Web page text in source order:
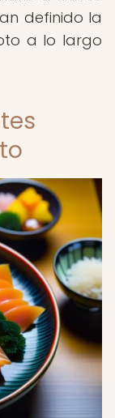
definido la
a lo largo